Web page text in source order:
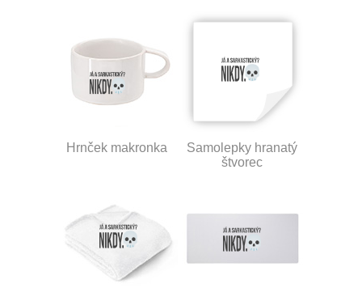
Hrnček makronka
Samolepky hranatý
štvorec